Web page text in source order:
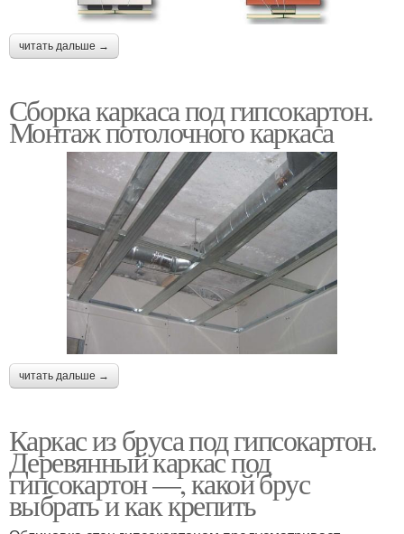
читать дальше →
Сборка каркаса под гипсокартон.
Монтаж потолочного каркаса
читать дальше →
Каркас из бруса под гипсокартон.
Деревянный каркас под
гипсокартон —, какой брус
выбрать и как крепить